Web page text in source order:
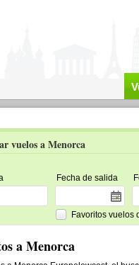
vuelos a Menorca
Fecha de salida
Favoritos vuelos
a Menorca